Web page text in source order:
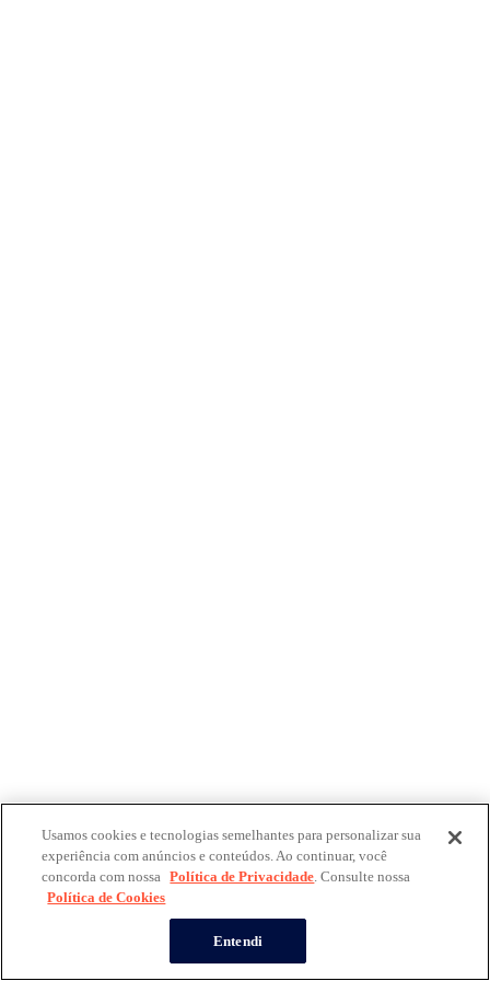
Usamos cookies e tecnologias semelhantes para personalizar sua
experiência com anúncios e conteúdos. Ao continuar, você
concorda com nossa Política de Privacidade. Consulte nossa
Política de Cookies
Entendi